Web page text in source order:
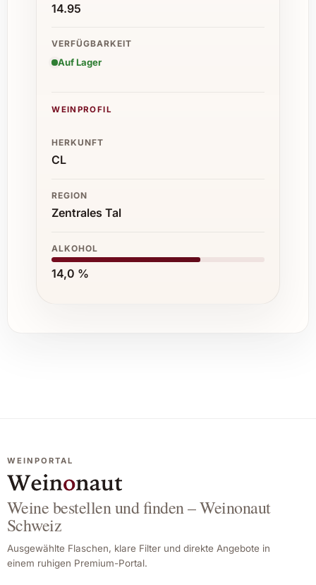
14.95
VERFÜGBARKEIT
Auf Lager
WEINPROFIL
HERKUNFT
CL
REGION
Zentrales Tal
ALKOHOL
14,0 %
WEINPORTAL
Weine bestellen und finden – Weinonaut
Schweiz
Ausgewählte Flaschen, klare Filter und direkte Angebote in
einem ruhigen Premium-Portal.